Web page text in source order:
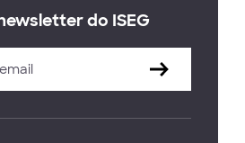
do ISEG